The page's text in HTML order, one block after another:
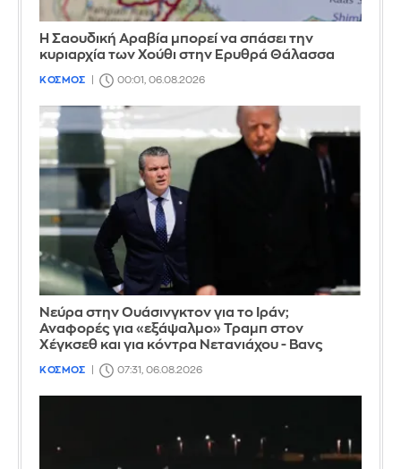
Η Σαουδική Αραβία μπορεί να σπάσει την
κυριαρχία των Χούθι στην Ερυθρά Θάλασσα
ΚΟΣΜΟΣ 00:01, 06.08.2026
Νεύρα στην Ουάσινγκτον για το Ιράν;
Αναφορές για «εξάψαλμο» Τραμπ στον
Χέγκσεθ και για κόντρα Νετανιάχου - Βανς
ΚΟΣΜΟΣ 07:31, 06.08.2026